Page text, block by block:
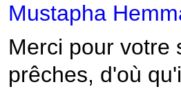
Mustapha
Merci pour votre
prêches, d'où